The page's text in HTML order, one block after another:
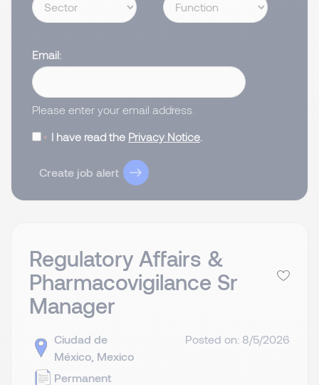
Email
Please enter your email address.
I have read the Privacy Notice
Create job alert
Regulatory Affairs &
Pharmacovigilance Sr
Manager
Ciudad de
México, Mexico
Permanent
Posted on: 8/5/2026